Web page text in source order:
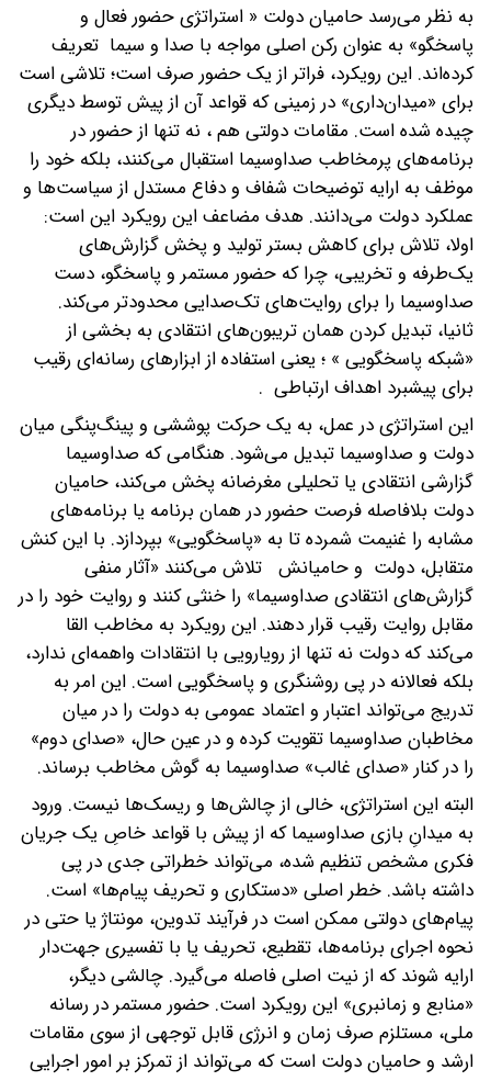
به نظر می‌رسد حامیان دولت « استراتژی حضور فعال و
پاسخگو» به عنوان رکن اصلی مواجه با صدا و سیما تعریف
کرده‌اند. این رویکرد، فراتر از یک حضور صرف است؛ تلاشی است
برای «میدان‌داری» در زمینی که قواعد آن از پیش توسط دیگری
چیده شده است. مقامات دولتی هم ، نه تنها از حضور در
برنامه‌های پرمخاطب صداوسیما استقبال می‌کنند، بلکه خود را
موظف به ارایه توضیحات شفاف و دفاع مستدل از سیاست‌ها و
عملکرد دولت می‌دانند. هدف مضاعف این رویکرد این است:
اولا، تلاش برای کاهش بستر تولید و پخش گزارش‌های
یک‌طرفه و تخریبی، چرا که حضور مستمر و پاسخگو، دست
صداوسیما را برای روایت‌های تک‌صدایی محدودتر می‌کند.
ثانیا، تبدیل کردن همان تریبون‌های انتقادی به بخشی از
«شبکه پاسخگویی » ؛ یعنی استفاده از ابزارهای رسانه‌ای رقیب
برای پیشبرد اهداف ارتباطی .
این استراتژی در عمل، به یک حرکت پوششی و پینگ‌پنگی میان
دولت و صداوسیما تبدیل می‌شود. هنگامی که صداوسیما
گزارشی انتقادی یا تحلیلی مغرضانه پخش می‌کند، حامیان
دولت بلافاصله فرصت حضور در همان برنامه یا برنامه‌های
مشابه را غنیمت شمرده تا به «پاسخگویی» بپردازد. با این کنش
متقابل، دولت و حامیانش تلاش می‌کنند «آثار منفی
گزارش‌های انتقادی صداوسیما» را خنثی کنند و روایت خود را در
مقابل روایت رقیب قرار دهند. این رویکرد به مخاطب القا
می‌کند که دولت نه تنها از رویارویی با انتقادات واهمه‌ای ندارد،
بلکه فعالانه در پی روشنگری و پاسخگویی است. این امر به
تدریج می‌تواند اعتبار و اعتماد عمومی به دولت را در میان
مخاطبان صداوسیما تقویت کرده و در عین حال، «صدای دوم»
را در کنار «صدای غالب» صداوسیما به گوش مخاطب برساند.
البته این استراتژی، خالی از چالش‌ها و ریسک‌ها نیست. ورود
به میدانِ بازی صداوسیما که از پیش با قواعد خاصِ یک جریان
فکری مشخص تنظیم شده، می‌تواند خطراتی جدی در پی
داشته باشد. خطر اصلی «دستکاری و تحریف پیام‌ها» است.
پیام‌های دولتی ممکن است در فرآیند تدوین، مونتاژ یا حتی در
نحوه اجرای برنامه‌ها، تقطیع، تحریف یا با تفسیری جهت‌دار
ارایه شوند که از نیت اصلی فاصله می‌گیرد. چالشی دیگر،
«منابع و زمانبری» این رویکرد است. حضور مستمر در رسانه
ملی، مستلزم صرف زمان و انرژی قابل توجهی از سوی مقامات
ارشد و حامیان دولت است که می‌تواند از تمرکز بر امور اجرایی